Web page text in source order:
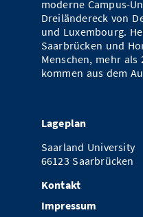
SIC Podcast
Alumni
moderne Campus-
Dreiländereck von
und Luxembourg.
Saarbrücken und
Menschen, mehr
kommen aus dem
Lageplan
Saarland University
66123 Saarbrücken
Kontakt
Impressum